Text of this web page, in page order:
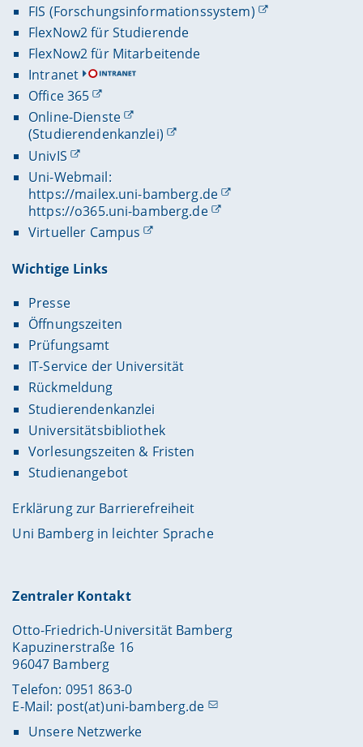
FIS (Forschungsinformationssystem)
FlexNow2 für Studierende
FlexNow2 für Mitarbeitende
Intranet
Office 365
Online-Dienste
(Studierendenkanzlei)
UnivIS
Uni-Webmail:
https://mailex.uni-bamberg.de
https://o365.uni-bamberg.de
Virtueller Campus
Wichtige Links
Presse
Öffnungszeiten
Prüfungsamt
IT-Service der Universität
Rückmeldung
Studierendenkanzlei
Universitätsbibliothek
Vorlesungszeiten & Fristen
Studienangebot
Erklärung zur Barrierefreiheit
Uni Bamberg in leichter Sprache
Zentraler Kontakt
Otto-Friedrich-Universität Bamberg
Kapuzinerstraße 16
96047 Bamberg
Telefon: 0951 863-0
E-Mail: post(at)uni-bamberg.de
Unsere Netzwerke